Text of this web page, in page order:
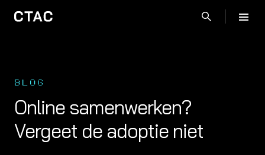
BLOG
Online samenwerken?
Vergeet de adoptie niet